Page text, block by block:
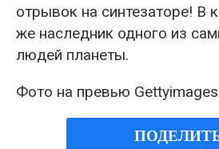
отрывок на синтезаторе! В
же наследник одного из
людей планеты.
Фото на превью Gettyimages